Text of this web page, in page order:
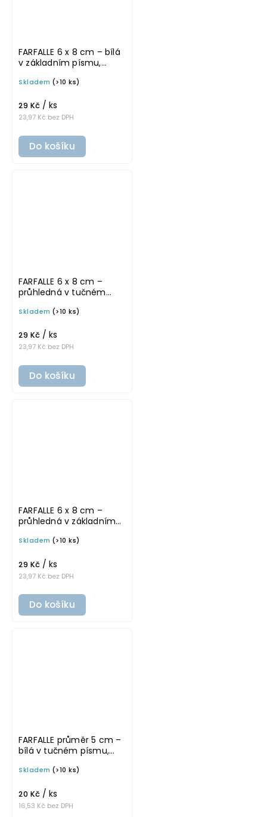
FARFALLE 6 x 8 cm – bílá
v základním písmu,
na potravinové dózy
Skladem (>10 ks)
23,97 Kč bez DPH
29 Kč / ks
Do košíku
FARFALLE 6 x 8 cm –
průhledná v tučném
samolepka na
Skladem (>10 ks)
23,97 Kč bez DPH
29 Kč / ks
Do košíku
FARFALLE 6 x 8 cm –
průhledná v základním
samolepka na
Skladem (>10 ks)
23,97 Kč bez DPH
29 Kč / ks
Do košíku
FARFALLE průměr 5 cm –
bílá v tučném písmu,
na potravinové dózy
Skladem (>10 ks)
16,53 Kč bez DPH
20 Kč / ks